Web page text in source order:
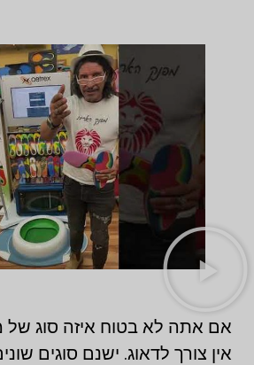
אם אתה לא בטוח איזה סוג של
אין צורך לדאוג. ישנם סוגים